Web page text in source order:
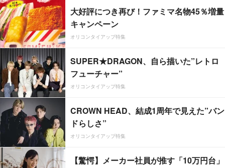
大好評につき再び！ファミマ名物45％増量
キャンペーン
オリコンタイアップ特集
SUPER★DRAGON、自ら描いた”レトロ
フューチャー”
オリコンタイアップ特集
CROWN HEAD、結成1周年で見えた”バン
ドらしさ”
オリコンタイアップ特集
【驚愕】メーカー社員が推す「10万円台」